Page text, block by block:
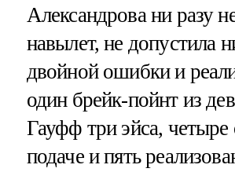
Александрова ни разу
навылет, не допустила
двойной ошибки и
один брейк-пойнт из
Гауфф три эйса,
подаче и пять